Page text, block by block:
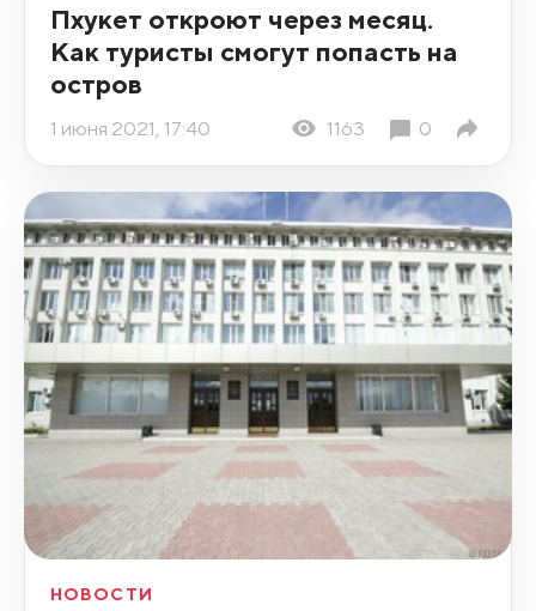
Пхукет откроют через месяц.
Как туристы смогут попасть на
остров
1 июня 2021, 17:40 1163 0
НОВОСТИ